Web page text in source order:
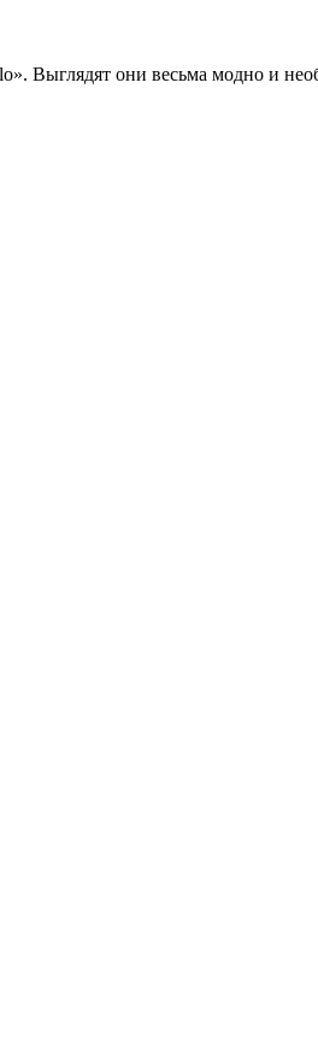
Выглядят они весьма модно и